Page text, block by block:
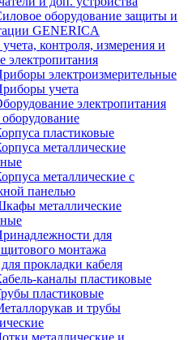
оборудование защиты и
GENERICA
контроля, измерения и
электропитания
электроизмерительные
учета
электропитания
пластиковые
металлические
металлические с
панелью
металлические
для
монтажа
прокладки кабеля
каналы пластиковые
пластиковые
и трубы
металлические и